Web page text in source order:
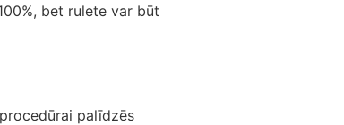
bet rulete var būt
palīdzēs